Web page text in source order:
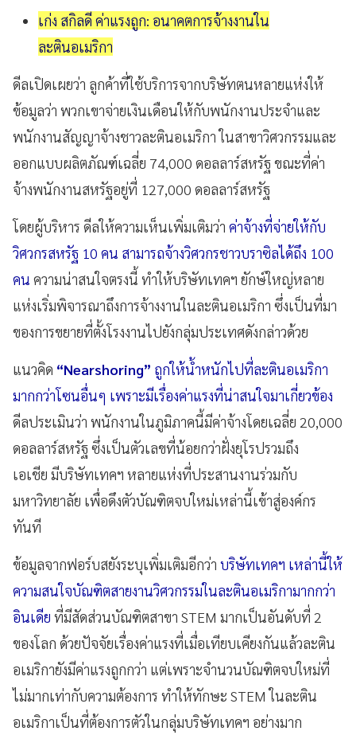
เก่ง สกิลดี ค่าแรงถูก: อนาคตการจ้างงานใน
ละตินอเมริกา
ดีลเปิดเผยว่า ลูกค้าที่ใช้บริการจากบริษัทตนหลายแห่งให้
ข้อมูลว่า พวกเขาจ่ายเงินเดือนให้กับพนักงานประจำและ
พนักงานสัญญาจ้างชาวละตินอเมริกา ในสาขาวิศวกรรมและ
ออกแบบผลิตภัณฑ์เฉลี่ย 74,000 ดอลลาร์สหรัฐ ขณะที่ค่า
จ้างพนักงานสหรัฐอยู่ที่ 127,000 ดอลลาร์สหรัฐ
โดยผู้บริหาร ดีลให้ความเห็นเพิ่มเติมว่า ค่าจ้างที่จ่ายให้กับ
วิศวกรสหรัฐ 10 คน สามารถจ้างวิศวกรชาวบราซิลได้ถึง 100
คน ความน่าสนใจตรงนี้ ทำให้บริษัทเทคฯ ยักษ์ใหญ่หลาย
แห่งเริ่มพิจารณาถึงการจ้างงานในละตินอเมริกา ซึ่งเป็นที่มา
ของการขยายที่ตั้งโรงงานไปยังกลุ่มประเทศดังกล่าวด้วย
แนวคิด “Nearshoring” ถูกให้น้ำหนักไปที่ละตินอเมริกา
มากกว่าโซนอื่นๆ เพราะมีเรื่องค่าแรงที่น่าสนใจมาเกี่ยวข้อง
ดีลประเมินว่า พนักงานในภูมิภาคนี้มีค่าจ้างโดยเฉลี่ย 20,000
ดอลลาร์สหรัฐ ซึ่งเป็นตัวเลขที่น้อยกว่าฝั่งยุโรปรวมถึง
เอเชีย มีบริษัทเทคฯ หลายแห่งที่ประสานงานร่วมกับ
มหาวิทยาลัย เพื่อดึงตัวบัณฑิตจบใหม่เหล่านี้เข้าสู่องค์กร
ทันที
ข้อมูลจากฟอร์บสยังระบุเพิ่มเติมอีกว่า บริษัทเทคฯ เหล่านี้ให้
ความสนใจบัณฑิตสายงานวิศวกรรมในละตินอเมริกามากกว่า
อินเดีย ที่มีสัดส่วนบัณฑิตสาขา STEM มากเป็นอันดับที่ 2
ของโลก ด้วยปัจจัยเรื่องค่าแรงที่เมื่อเทียบเคียงกันแล้วละติน
อเมริกายังมีค่าแรงถูกกว่า แต่เพราะจำนวนบัณฑิตจบใหม่ที่
ไม่มากเท่ากับความต้องการ ทำให้ทักษะ STEM ในละติน
อเมริกาเป็นที่ต้องการตัวในกลุ่มบริษัทเทคฯ อย่างมาก